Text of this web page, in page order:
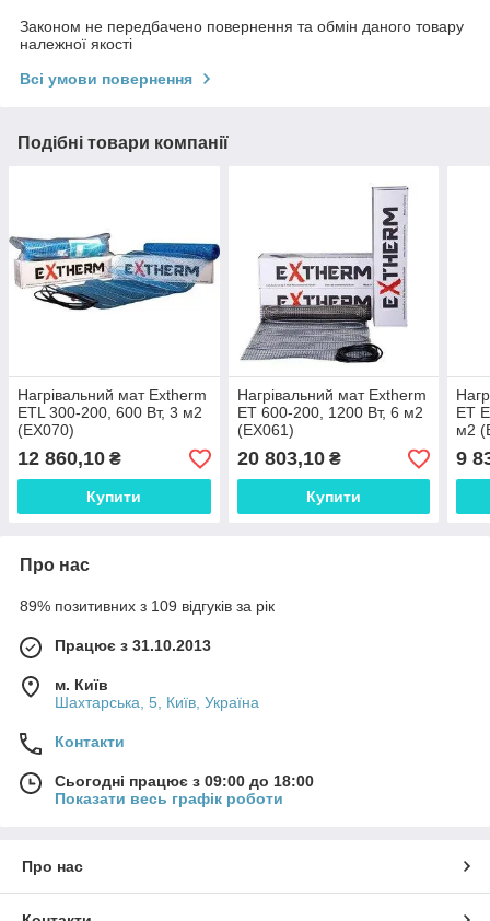
Законом не передбачено повернення та обмін даного товару
належної якості
Всі умови повернення
Подібні товари компанії
Нагрівальний мат Extherm
ETL 300-200, 600 Вт, 3 м2
(EX070)
12 860,10 ₴
Купити
Нагрівальний мат Extherm
ET 600-200, 1200 Вт, 6 м2
(EX061)
20 803,10₴
Купити
ET
м2
9
Про нас
89% позитивних з 109 відгуків за рік
Працює з 31.10.2013
м. Київ
Шахтарська, 5, Київ, Україна
Контакти
Сьогодні працює з 09:00 до 18:00
Показати весь графік роботи
Про нас